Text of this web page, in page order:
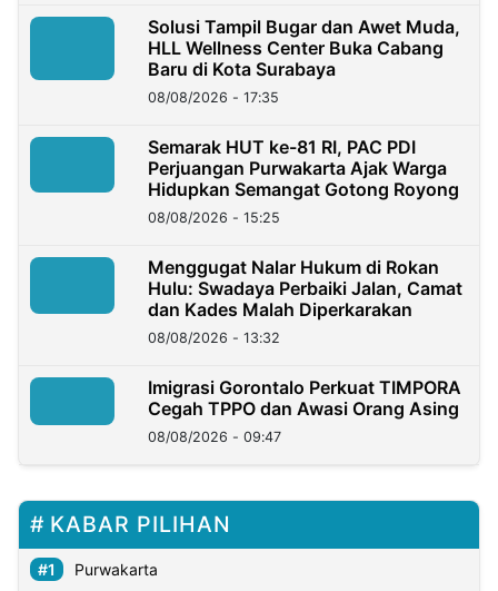
Solusi Tampil Bugar dan Awet Muda,
HLL Wellness Center Buka Cabang
Baru di Kota Surabaya
08/08/2026 - 17:35
Semarak HUT ke-81 RI, PAC PDI
Perjuangan Purwakarta Ajak Warga
Hidupkan Semangat Gotong Royong
08/08/2026 - 15:25
Menggugat Nalar Hukum di Rokan
Hulu: Swadaya Perbaiki Jalan, Camat
dan Kades Malah Diperkarakan
08/08/2026 - 13:32
Imigrasi Gorontalo Perkuat TIMPORA
Cegah TPPO dan Awasi Orang Asing
08/08/2026 - 09:47
KABAR PILIHAN
Purwakarta